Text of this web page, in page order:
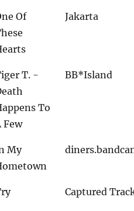
Of
Jakarta
T. -
To
Few
BB*Island
My
Captured